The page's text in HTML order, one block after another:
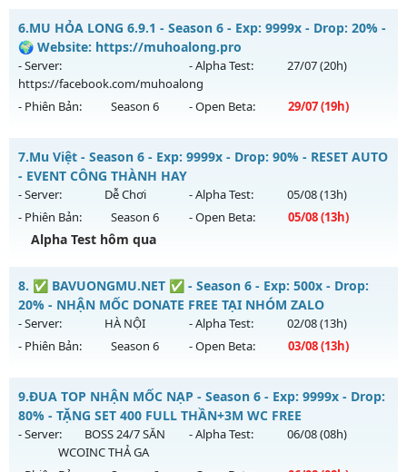
Thể loại: Mu Nguyên bản Webzen
Antihack: UGK ANTIHACK
Mu Thái Dương - Ép Thăng Hạng Mới
Mu mới ra tháng 07 2026 - Mở máy chủ
13h ngày 28/07/2626
Exp: 200x - Drop: 35%
Antihack: CheatGuard
6.MU HỎA LONG 6.9.1 - Season 6 - Exp: 9999x - Drop: 20% -
🌍 Website: https://muhoalong.pro
- Server:
https://facebook.com/muhoalong
- Alpha Test: 27/07(20h)
- Phiên Bản: Season 6 - Open Beta: 29/07(19h)
MU HỎA LONG 6.9.1 - 🌍 Website: https://muhoalong.pro
Mu mới ra tháng 07 2026 - Mở máy chủ
https://facebook.com/muhoalongvào 19h ngày
29/07/2626
Exp: 9999x - Drop: 20%
Thể loại: Mu Nguyên bản Webzen
Antihack: Xshiel
7.Mu Việt - Season 6 - Exp: 9999x - Drop: 90% - RESET AUTO
- EVENT CÔNG THÀNH HAY
- Server: Dễ Chơi - Alpha Test: 05/08(13h)
- Phiên Bản:
Season 6 - Open Beta: 05/08(13h)
Alpha Test hôm qua
Mu Việt - RESET AUTO - EVENT CÔNG THÀNH HAY
Mu mới ra tháng 08 2026 - Mở máy chủDễ Chơivào 13h
ngày 05/08/2626
Exp: 9999x - Drop: 90%
Thể loại: Mu Nguyên bản Webzen
Antihack: ICMPROTECT ✅ 🔴 ✨ ⚡️
8. ✅ BAVUONGMU.NET ✅ - Season 6 - Exp: 500x - Drop:
20% - NHẬN MỐC DONATE FREE TẠI NHÓM ZALO
- Server: HÀ NỘI - Alpha Test: 02/08(13h)
- Phiên Bản:
Season 6 - Open Beta: 03/08(13h)
✅ BAVUONGMU.NET ✅ - NHẬN MỐC DONATE FREE TẠI
NHÓM ZALO
Mu mới ra tháng 08 2026 - Mở máy chủ
HÀ NỘIvào 13h
ngày 03/08/2626
9.ĐUA TOP NHẬN MỐC NẠP - Season 6 - Exp: 9999x - Drop:
80% - TẶNG SET 400 FULL THẦN+3M WC FREE
- Server:
BOSS 24/7 SĂN
WCOINC THẢ GA
- Alpha Test: 06/08(08h)